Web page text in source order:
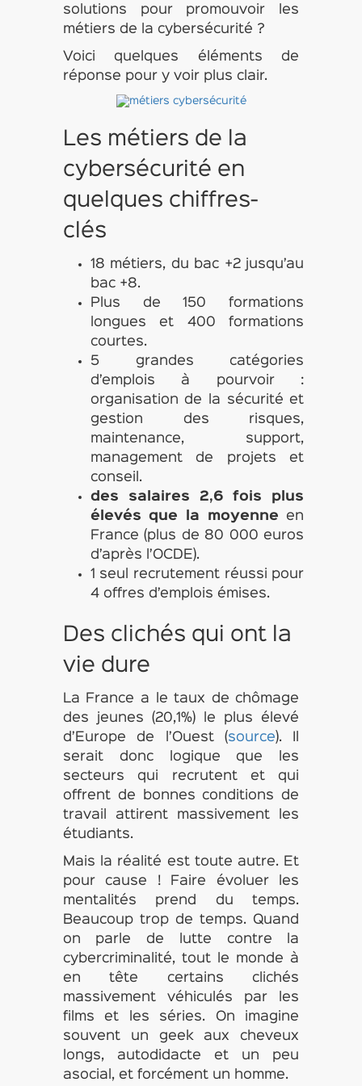
solutions pour promouvoir les
métiers de la cybersécurité ?
Voici quelques éléments de
réponse pour y voir plus clair.
Les métiers de la
cybersécurité en
quelques chiffres-
clés
18 métiers, du bac +2 jusqu’au
bac +8.
Plus de 150 formations
longues et 400 formations
courtes.
5 grandes catégories
d’emplois à pourvoir :
organisation de la sécurité et
gestion des risques,
maintenance, support,
management de projets et
conseil.
des salaires 2,6 fois plus
élevés que la moyenne en
France (plus de 80 000 euros
d’après l’OCDE).
1 seul recrutement réussi pour
4 offres d’emplois émises.
Des clichés qui ont la
vie dure
La France a le taux de chômage
des jeunes (20,1%) le plus élevé
d’Europe de l’Ouest (source). Il
serait donc logique que les
secteurs qui recrutent et qui
offrent de bonnes conditions de
travail attirent massivement les
étudiants.
Mais la réalité est toute autre. Et
pour cause ! Faire évoluer les
mentalités prend du temps.
Beaucoup trop de temps. Quand
on parle de lutte contre la
cybercriminalité, tout le monde à
en tête certains clichés
massivement véhiculés par les
films et les séries. On imagine
souvent un geek aux cheveux
longs, autodidacte et un peu
asocial, et forcément un homme.